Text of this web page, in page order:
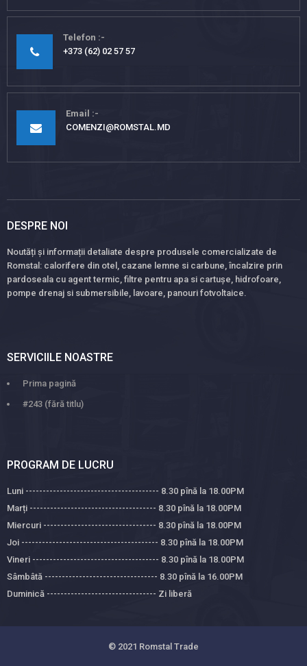
Telefon
+373 (62) 02 57 57
Email
COMENZI@ROMSTAL.MD
DESPRE NOI
Noutăți și informații detaliate despre produsele comercializate de
Romstal: calorifere din otel, cazane lemne si carbune, încalzire prin
pardoseala cu agent termic, filtre pentru apa si cartușe, hidrofoare,
pompe drenaj si submersibile, lavoare, panouri fotvoltaice.
SERVICIILE NOASTRE
Prima pagină
#243 (fără titlu)
PROGRAM DE LUCRU
Luni --------------------------------------- 8.30 pînă la 18.00PM
Marți ------------------------------------- 8.30 pînă la 18.00PM
Miercuri --------------------------------- 8.30 pînă la 18.00PM
Joi ---------------------------------------- 8.30 pînă la 18.00PM
Vineri ------------------------------------- 8.30 pînă la 18.00PM
Sâmbâtă --------------------------------- 8.30 pînă la 16.00PM
Duminică -------------------------------- Zi liberă
© 2021 Romstal Trade